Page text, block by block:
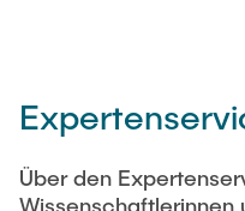
Über den
Wissenschaftlerinnen